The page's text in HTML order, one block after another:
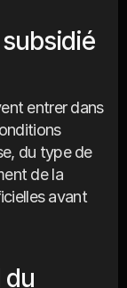
entrer dans
du type de
de la
avant
du